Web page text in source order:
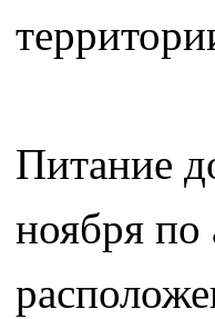
Питание
ноября по